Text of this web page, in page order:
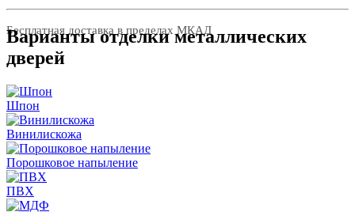
Бесплатная доставка в пределах МКАД
Варианты отделки металлических
дверей
Шпон
Винилискожа
Порошковое напыление
ПВХ